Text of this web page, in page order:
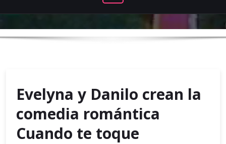
Evelyna y Danilo crean la
comedia romántica
Cuando te toque